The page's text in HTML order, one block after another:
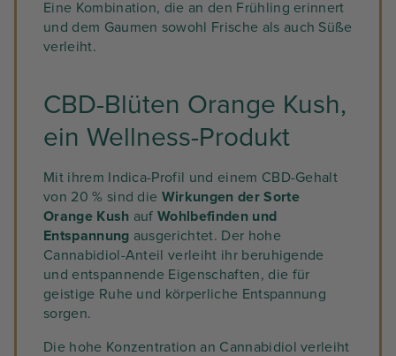
Eine Kombination, die an den Frühling erinnert
und dem Gaumen sowohl Frische als auch Süße
verleiht.
CBD-Blüten Orange Kush,
ein Wellness-Produkt
Mit ihrem Indica-Profil und einem CBD-Gehalt
von 20 % sind die Wirkungen der Sorte
Orange Kush aufWohlbefinden und
Entspannung ausgerichtet. Der hohe
Cannabidiol-Anteil verleiht ihr beruhigende
und entspannende Eigenschaften, die für
geistige Ruhe und körperliche Entspannung
sorgen.
Die hohe Konzentration an Cannabidiol verleiht